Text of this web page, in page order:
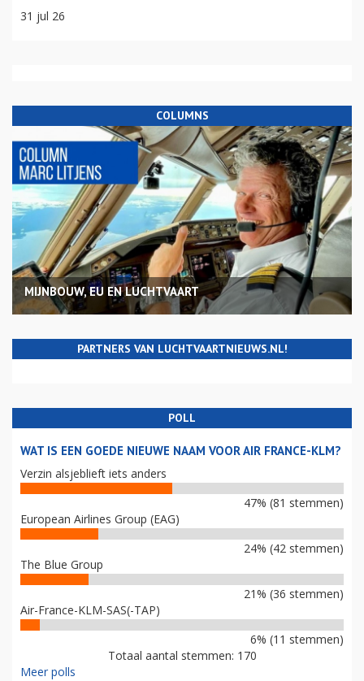
31 jul 26
COLUMNS
MIJNBOUW, EU EN LUCHTVAART
PARTNERS VAN LUCHTVAARTNIEUWS.NL!
POLL
WAT IS EEN GOEDE NIEUWE NAAM VOOR AIR FRANCE-KLM?
Verzin alsjeblieft iets anders
47% (81 stemmen)
European Airlines Group (EAG)
24% (42 stemmen)
The Blue Group
21% (36 stemmen)
Air-France-KLM-SAS(-TAP)
6% (11 stemmen)
Totaal aantal stemmen: 170
Meer polls